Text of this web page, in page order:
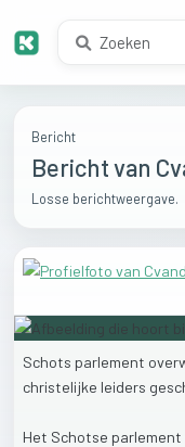
Bericht
Bericht van
Losse berichtweergave.
Schots parlement
christelijke leiders
Het Schotse parlement